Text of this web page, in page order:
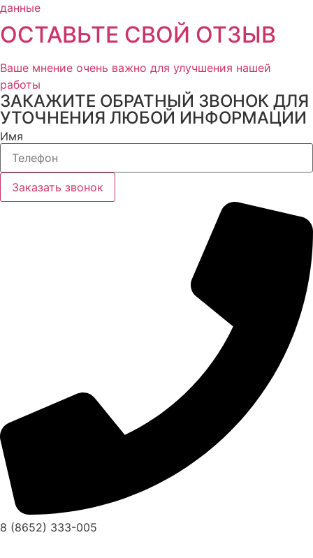
данные
ОСТАВЬТЕ СВОЙ ОТЗЫВ
Ваше мнение очень важно для улучшения нашей
работы
ЗАКАЖИТЕ ОБРАТНЫЙ ЗВОНОК ДЛЯ
УТОЧНЕНИЯ ЛЮБОЙ ИНФОРМАЦИИ
Имя
Заказать звонок
8 (8652) 333-005